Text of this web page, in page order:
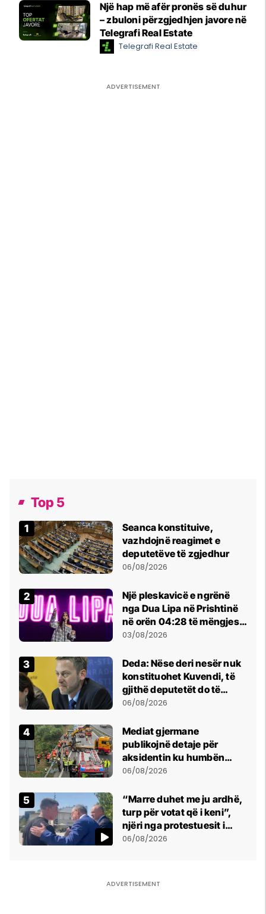
Një hap më afër pronës së duhur
– zbuloni përzgjedhjen javore në
Telegrafi Real Estate
Telegrafi Real Estate
Top 5
Seanca konstituive,
vazhdojnë reagimet e
deputetëve të zgjedhur
06/08/2026
Një pleskavicë e ngrënë
nga Dua Lipa në Prishtinë
në orën 04:28 të mëngjesit
- dhe bota digjitale serbe
03/08/2026
Deda: Nëse deri nesër nuk
konstituohet Kuvendi, të
gjithë deputetët do të
bëjnë shkelje të rëndë
06/08/2026
Mediat gjermane
publikojnë detaje për
aksidentin ku humbën
jetën tre mërgimtarë nga
06/08/2026
“Marre duhet me ju ardhë,
turp për votat që i keni”,
njëri nga protestuesit i
drejtohet Bedri Hamzës
06/08/2026